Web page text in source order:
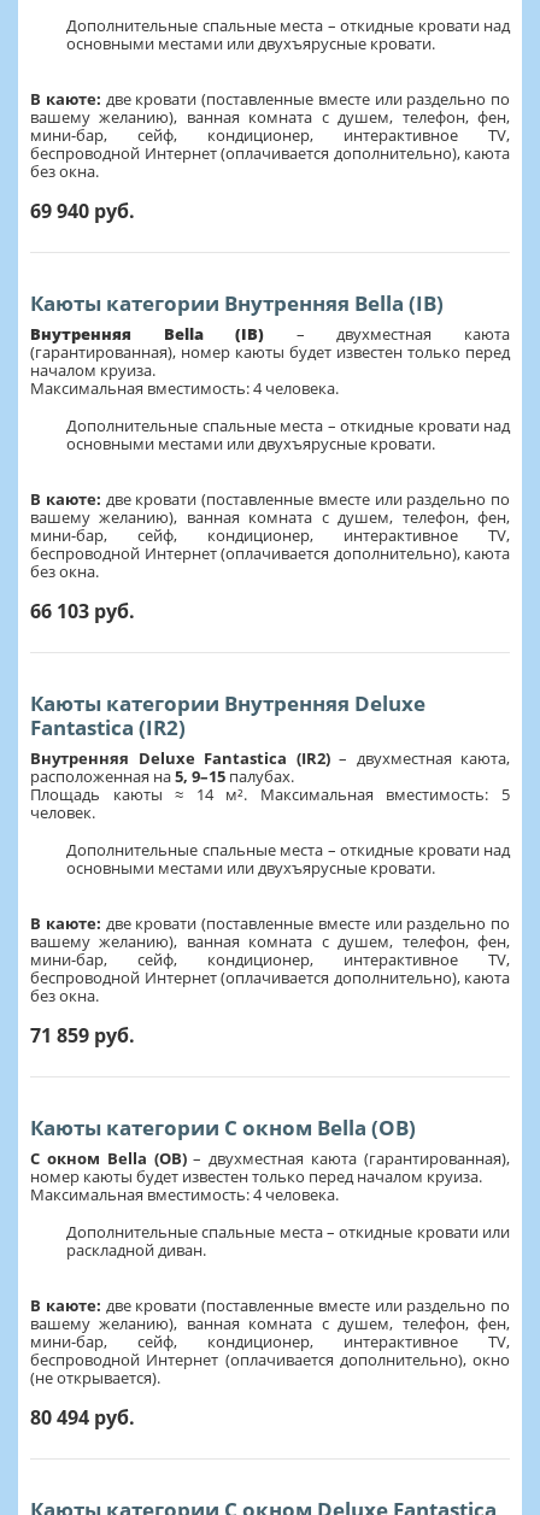
Дополнительные спальные места – откидные кровати над
основными местами или двухъярусные кровати.
В каюте: две кровати (поставленные вместе или раздельно по
вашему желанию), ванная комната с душем, телефон, фен,
мини-бар, сейф, кондиционер, интерактивное TV,
беспроводной Интернет (оплачивается дополнительно), каюта
без окна.
69 940 руб.
Каюты категории Внутренняя Bella (IB)
Внутренняя Bella (IB) – двухместная каюта
(гарантированная), номер каюты будет известен только перед
началом круиза.
Максимальная вместимость: 4 человека.
Дополнительные спальные места – откидные кровати над
основными местами или двухъярусные кровати.
В каюте: две кровати (поставленные вместе или раздельно по
вашему желанию), ванная комната с душем, телефон, фен,
мини-бар, сейф, кондиционер, интерактивное TV,
беспроводной Интернет (оплачивается дополнительно), каюта
без окна.
66 103 руб.
Каюты категории Внутренняя Deluxe
Fantastica (IR2)
Внутренняя Deluxe Fantastica (IR2) – двухместная каюта,
расположенная на5, 9–15 палубах.
Площадь каюты ≈ 14 м². Максимальная вместимость: 5
человек.
Дополнительные спальные места – откидные кровати над
основными местами или двухъярусные кровати.
В каюте: две кровати (поставленные вместе или раздельно по
вашему желанию), ванная комната с душем, телефон, фен,
мини-бар, сейф, кондиционер, интерактивное TV,
беспроводной Интернет (оплачивается дополнительно), каюта
без окна.
71 859 руб.
Каюты категории С окном Bella (OB)
С окном Bella (OB)– двухместная каюта (гарантированная),
номер каюты будет известен только перед началом круиза.
Максимальная вместимость: 4 человека.
Дополнительные спальные места – откидные кровати или
раскладной диван.
В каюте: две кровати (поставленные вместе или раздельно по
вашему желанию), ванная комната с душем, телефон, фен,
мини-бар, сейф, кондиционер, интерактивное TV,
беспроводной Интернет (оплачивается дополнительно), окно
(не открывается).
80 494 руб.
Каюты категории С окном Deluxe Fantastica